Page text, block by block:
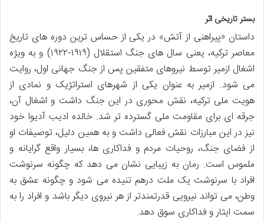
بستر تاریخی اثر
داستان «پیراهنی از آتش» در یکی از حساس ترین دوره های تاریخ
معاصر ترکیه، یعنی سال های جنگ استقلال (۱۹۱۹-۱۹۲۲) و به ویژه
اشغال ازمیر توسط نیروهای متفقین پس از جنگ جهانی اول، روایت
می شود. ازمیر به عنوان یکی از شهرهای استراتژیک و نمادی از
هویت ملی ترکیه، نقش محوری در این جنگ داشت و اشغال آن،
جرقه ای برای مقاومت ملی گسترده تر شد. خالده ادیب آدیوا خود
نیز در این مبارزات نقش فعالی داشت و به همین دلیل، توصیفات او
از فضای جنگ، روحیات مردم و فداکاری ها، بسیار واقع گرایانه و
ملموس است. رمان به زیبایی نشان می دهد که چگونه سرنوشت
افراد با سرنوشت یک ملت درهم تنیده می شود و چگونه عشق به
وطن، می تواند نیرویی قدرتمندتر از هر نیروی دیگر باشد و افراد را به
سمت ایثار و فداکاری سوق دهد.